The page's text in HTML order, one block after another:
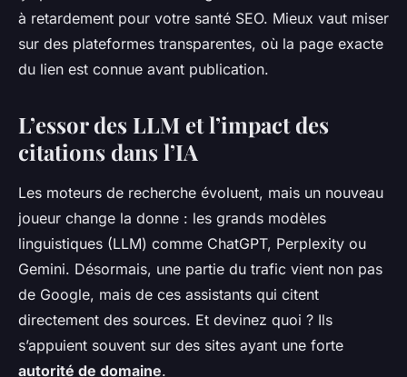
à retardement pour votre santé SEO. Mieux vaut miser
sur des plateformes transparentes, où la page exacte
du lien est connue avant publication.
L’essor des LLM et l’impact des
citations dans l’IA
Les moteurs de recherche évoluent, mais un nouveau
joueur change la donne : les grands modèles
linguistiques (LLM) comme ChatGPT, Perplexity ou
Gemini. Désormais, une partie du trafic vient non pas
de Google, mais de ces assistants qui citent
directement des sources. Et devinez quoi ? Ils
s’appuient souvent sur des sites ayant une forte
autorité de domaine.